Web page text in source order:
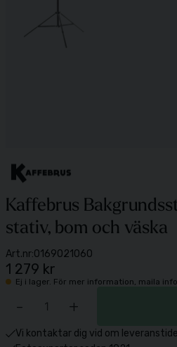
Kaffebrus
stativ, bom och väska
Art.nr:0169021060
1 279 kr
Ej i lager. För mer information, maila
- +
Vi kontaktar dig vid om